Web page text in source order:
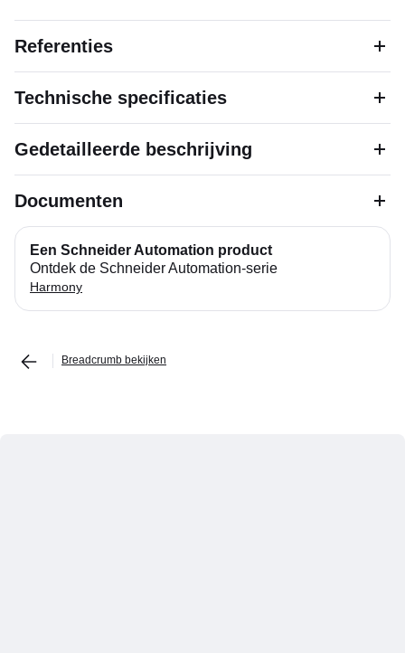
Referenties
Technische specificaties
Gedetailleerde beschrijving
Documenten
Een Schneider Automation product
Ontdek de Schneider Automation-serie
Harmony
Breadcrumb bekijken